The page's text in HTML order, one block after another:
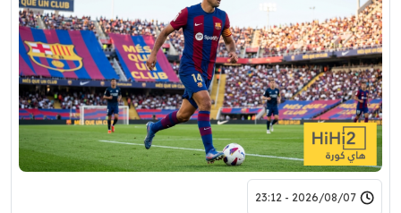
2026/08/07 - 23:12